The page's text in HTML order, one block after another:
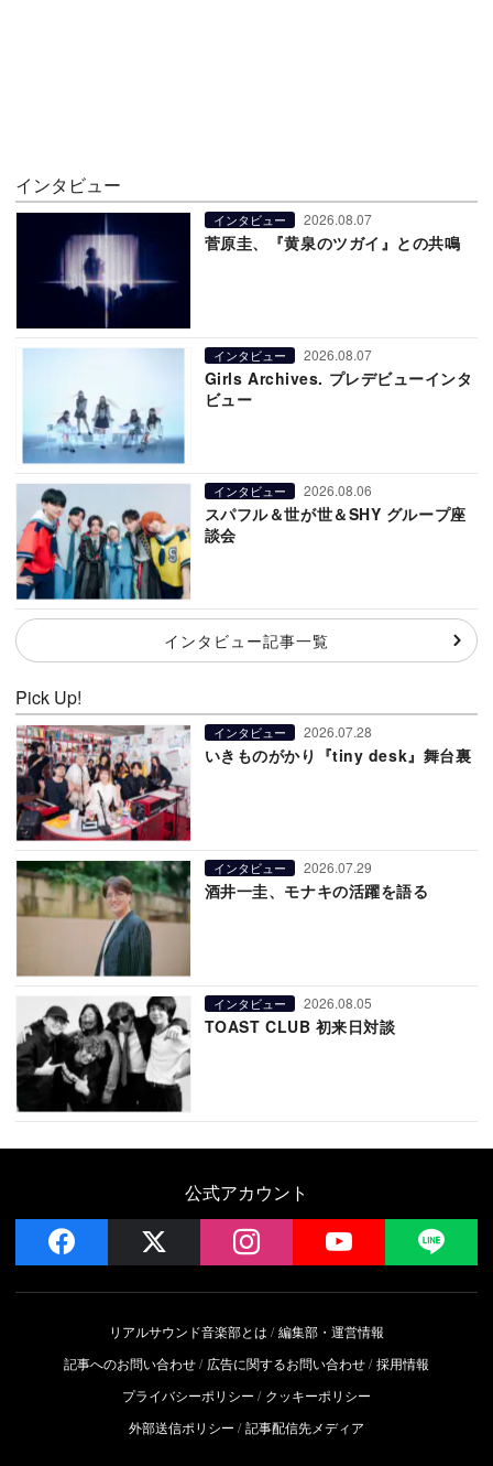
インタビュー
インタビュー 2026.08.07
菅原圭、『黄泉のツガイ』との共鳴
インタビュー 2026.08.07
Girls Archives. プレデビューインタ
ビュー
インタビュー 2026.08.06
スパフル＆世が世＆SHY グループ座
談会
インタビュー記事一覧
Pick Up!
インタビュー 2026.07.28
いきものがかり『tiny desk』舞台裏
インタビュー 2026.07.29
酒井一圭、モナキの活躍を語る
インタビュー 2026.08.05
TOAST CLUB 初来日対談
公式アカウント
facebook instagram YouTube
リアルサウンド音楽部とは
編集部・運営情報
記事へのお問い合わせ
広告に関するお問い合わせ 採用情報
プライバシーポリシー
クッキーポリシー
外部送信ポリシー
記事配信先メディア